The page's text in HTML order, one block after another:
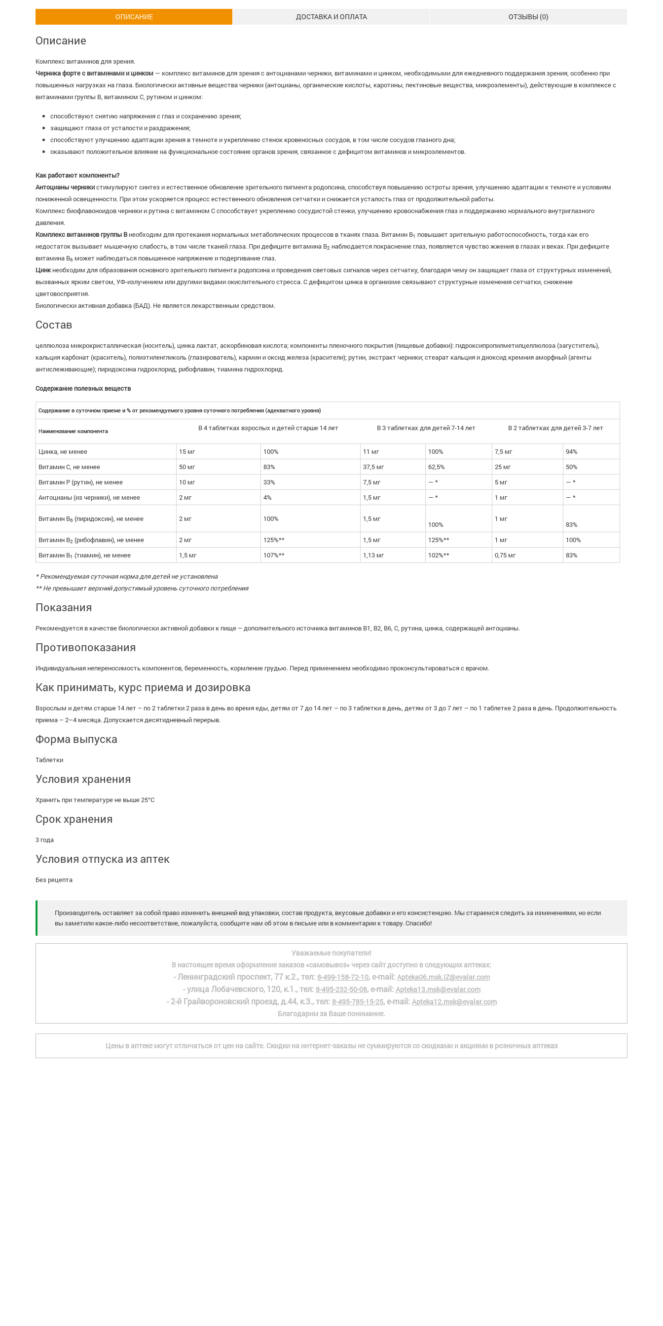
ОПИСАНИЕ ДОСТАВКА И ОПЛАТА ОТЗЫВЫ (0)
Описание
Комплекс витаминов для зрения.
Черника форте с витаминами и цинком — комплекс витаминов для зрения с антоцианами черники, витаминами и цинком, необходимыми для ежедневного поддержания зрения, особенно при
повышенных нагрузках на глаза. Биологически активные вещества черники (антоцианы, органические кислоты, каротины, пектиновые вещества, микроэлементы), действующие в комплексе с
витаминами группы В, витамином С, рутином и цинком:
способствуют снятию напряжения с глаз и сохранению зрения;
защищают глаза от усталости и раздражения;
способствуют улучшению адаптации зрения в темноте и укреплению стенок кровеносных сосудов, в том числе сосудов глазного дна;
оказывают положительное влияние на функциональное состояние органов зрения, связанное с дефицитом витаминов и микроэлементов.
Как работают компоненты?
Антоцианы черникистимулируют синтез и естественное обновление зрительного пигмента родопсина, способствуя повышению остроты зрения, улучшению адаптации к темноте и условиям
пониженной освещенности. При этом ускоряется процесс естественного обновления сетчатки и снижается усталость глаз от продолжительной работы.
Комплекс биофлавоноидов черники и рутина с витамином C способствует укреплению сосудистой стенки, улучшению кровоснабжения глаз и поддержанию нормального внутриглазного
давления.
Комплекс витаминов группы B необходим для протекания нормальных метаболических процессов в тканях глаза. Витамин B1 повышает зрительную работоспособность, тогда как его
недостаток вызывает мышечную слабость, в том числе тканей глаза. При дефиците витамина B2 наблюдается покраснение глаз, появляется чувство жжения в глазах и веках. При дефиците
витамина B6 может наблюдаться повышенное напряжение и подергивание глаз.
Цинкнеобходим для образования основного зрительного пигмента родопсина и проведения световых сигналов через сетчатку, благодаря чему он защищает глаза от структурных изменений,
вызванных ярким светом, УФ-излучением или другими видами окислительного стресса. С дефицитом цинка в организме связывают структурные изменения сетчатки, снижение
цветовосприятия.
Биологически активная добавка (БАД). Не является лекарственным средством.
Состав
целлюлоза микрокристаллическая (носитель), цинка лактат, аскорбиновая кислота; компоненты пленочного покрытия (пищевые добавки): гидроксипропилметилцеллюлоза (загуститель),
кальция карбонат (краситель), полиэтиленгликоль (глазирователь), кармин и оксид железа (красители); рутин, экстракт черники; стеарат кальция и диоксид кремния аморфный (агенты
антислеживающие); пиридоксина гидрохлорид, рибофлавин, тиамина гидрохлорид.
Содержание полезных веществ
Содержание в суточном приеме и % от рекомендуемого уровня суточного потребления (адекватного уровня)
Наименование компонента В 4 таблетках взрослых и детей старше 14 лет В 3 таблетках для детей 7-14 лет В 2 таблетках для детей 3-7 лет
Цинка, не менее 15 мг 100% 11 мг 100% 7,5 мг
94%
Витамин C, не менее
50 мг 83% 37,5 мг 62,5% 25 мг
50%
Витамин P (рутин), не менее
10 мг 33% 7,5 мг — * 5 мг
— *
Антоцианы (из черники), не менее
2 мг 4% 1,5 мг — * 1 мг — *
Витамин B6 (пиридоксин), не менее 2 мг 100% 1,5 мг
100%
1 мг
83%
Витамин B2 (рибофлавин), не менее 2 мг 125%** 1,5 мг 125%** 1 мг
100%
Витамин B1 (тиамин), не менее 1,5 мг 107%** 1,13 мг 102%** 0,75 мг 83%
* Рекомендуемая суточная норма для детей не установлена
** Не превышает верхний допустимый уровень суточного потребления
Показания
Рекомендуется в качестве биологически активной добавки к пище – дополнительного источника витаминов В1, В2, В6, С, рутина, цинка, содержащей антоцианы.
Противопоказания
Индивидуальная непереносимость компонентов, беременность, кормление грудью. Перед применением необходимо проконсультироваться с врачом.
Как принимать, курс приема и дозировка
Взрослым и детям старше 14 лет – по 2 таблетки 2 раза в день во время еды, детям от 7 до 14 лет – по 3 таблетки в день, детям от 3 до 7 лет – по 1 таблетке 2 раза в день. Продолжительность
приема – 2–4 месяца. Допускается десятидневный перерыв.
Форма выпуска
Таблетки
Условия хранения
Хранить при температуре не выше 25°С
Срок хранения
3 года
Условия отпуска из аптек
Без рецепта
Производитель оставляет за собой право изменить внешний вид упаковки, состав продукта, вкусовые добавки и его консистенцию. Мы стараемся следить за изменениями, но если
вы заметили какое-либо несоответствие, пожалуйста, сообщите нам об этом в письме или в комментарии к товару. Спасибо!
Уважаемые покупатели!
В настоящее время оформление заказов «самовывоз» через сайт доступно в следующих аптеках:
- Ленинградский проспект, 77 к.2., тел: 8-499-158-72-10, e-mail: Apteka06.msk.IZ@evalar.com
- улица Лобачевского, 120, к.1., тел: 8-495-232-50-08, e-mail: Apteka13.msk@evalar.com
- 2-й Грайвороновский проезд, д.44, к.3., тел: 8-495-785-15-25, e-mail: Apteka12.msk@evalar.com
Благодарим за Ваше понимание.
Цены в аптеке могут отличаться от цен на сайте. Скидки на интернет-заказы не суммируются со скидками и акциями в розничных аптеках